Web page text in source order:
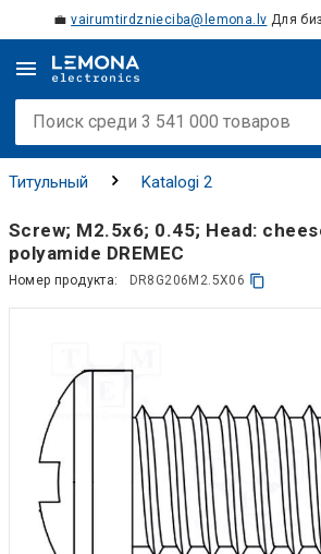
💼vairumtirdznieciba@lemona.lv Для
Титульный Katalogi 2
Screw; M2.5x6; 0.45; Head:
polyamide DREMEC
Номер продукта: DR8G206M2.5X06